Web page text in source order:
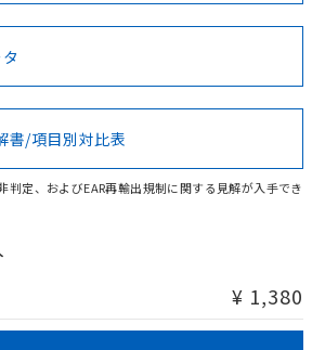
Hg Cd Cr(VI)
O
混在する可能性があります。
。
No No No
この製品の規格認証/適合状況ページへ
はこちらのページからご検索ください
書/項目別対比表
判定、およびEAR再輸出規制に関する見解が入手でき
¥ 1,380